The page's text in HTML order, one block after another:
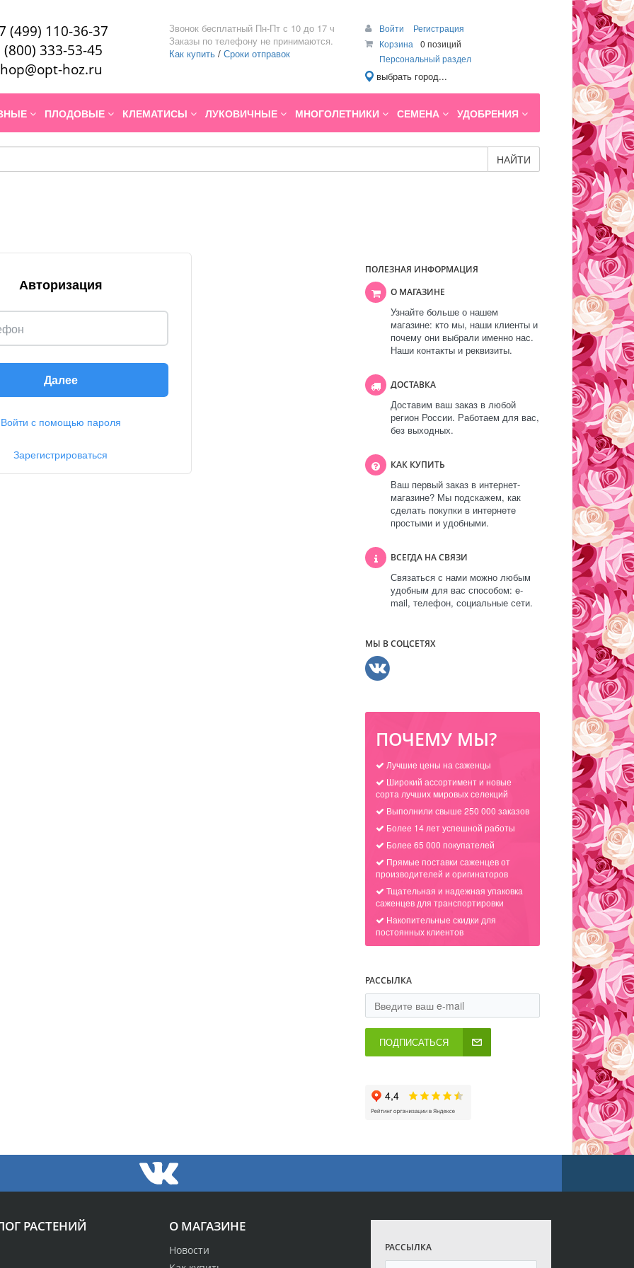
(499) 110-36-37
(800) 333-53-45
hoz.ru
Звонок бесплатный Пн-Пт с 10 до 17 ч
Заказы по телефону не принимаются.
Как купить / Сроки отправок
Войти
Регистрация
Корзина
0 позиций
Персональный раздел
выбрать город...
ПЛОДОВЫЕ КЛЕМАТИСЫ ЛУКОВИЧНЫЕ МНОГОЛЕТНИКИ СЕМЕНА УДОБРЕНИЯ
НАЙТИ
Авторизация
Далее
Войти с помощью пароля
Зарегистрироваться
ПОЛЕЗНАЯ ИНФОРМАЦИЯ
О МАГАЗИНЕ
Узнайте больше о нашем
магазине: кто мы, наши клиенты и
почему они выбрали именно нас.
Наши контакты и реквизиты.
ДОСТАВКА
Доставим ваш заказ в любой
регион России. Работаем для вас,
без выходных.
КАК КУПИТЬ
Ваш первый заказ в интернет-
магазине? Мы подскажем, как
сделать покупки в интернете
простыми и удобными.
ВСЕГДА НА СВЯЗИ
Связаться с нами можно любым
удобным для вас способом: e-
mail, телефон, социальные сети.
МЫ В СОЦСЕТЯХ
ПОЧЕМУ МЫ?
Лучшие цены на саженцы
Широкий ассортимент и новые
сорта лучших мировых селекций
Выполнили свыше 250 000 заказов
Более 14 лет успешной работы
Более 65 000 покупателей
Прямые поставки саженцев от
производителей и оригинаторов
Тщательная и надежная упаковка
саженцев для транспортировки
Накопительные скидки для
постоянных клиентов
РАССЫЛКА
ПОДПИСАТЬСЯ
О МАГАЗИНЕ
Новости
РАСТЕНИЙ
РАССЫЛКА